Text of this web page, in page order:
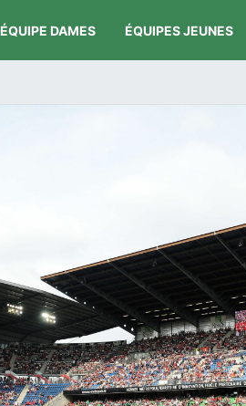
ÉQUIPE DAMES ÉQUIPES JEUNES